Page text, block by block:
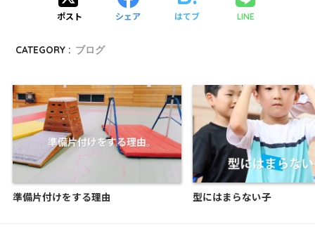
ポスト シェア はてブ LINE
CATEGORY : ブログ
準備片付けをする理由 型にはまらない子